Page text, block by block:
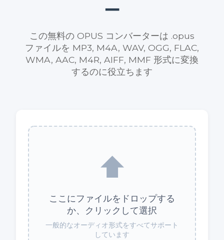
ー
この無料の OPUS コンバーターは .opus
ファイルを MP3, M4A, WAV, OGG, FLAC,
WMA, AAC, M4R, AIFF, MMF 形式に変換
するのに役立ちます
⬆️
ここにファイルをドロップする
か、クリックして選択
一般的なオーディオ形式をすべてサポート
しています